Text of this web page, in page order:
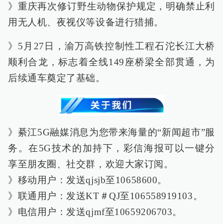
》重庆再次修订野生动物保护规定，明确禁止利
用无人机、夜视仪等设备进行猎捕。
》5月27日，渝万高铁控制性工程石沱长江大桥
顺利合龙，标志着全线149座桥梁全部贯通，为
后续通车奠定了基础。
》綦江5G融媒消息为您带来海量的“新闻超市”服
务。在5G技术的加持下，彩信海报可以一键分
享至朋友圈、社交群，欢迎大家订阅。
》移动用户：发送qjsjb至10658600。
》联通用户：发送KT＃QJ至106558919103。
》电信用户：发送qjmf至10659206703。